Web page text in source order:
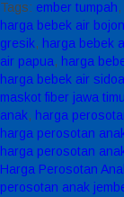
Tags: ember tumpah,
harga bebek air
gresik, harga bebek
air papua, harga
harga bebek air
maskot fiber jawa
anak, harga
harga perosotan
harga perosotan
Harga Perosotan
perosotan anak